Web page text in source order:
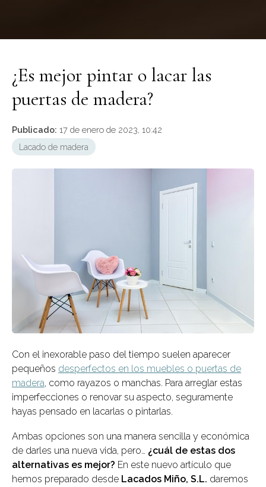
¿Es mejor pintar o lacar las
puertas de madera?
Publicado: 17 de enero de 2023, 10:42
Lacado de madera
Con el inexorable paso del tiempo suelen aparecer
pequeños desperfectos en los muebles o puertas de
madera, como rayazos o manchas. Para arreglar estas
imperfecciones o renovar su aspecto, seguramente
hayas pensado en lacarlas o pintarlas.
Ambas opciones son una manera sencilla y económica
de darles una nueva vida, pero… ¿cuál de estas dos
alternativas es mejor? En este nuevo artículo que
hemos preparado desde Lacados Miño, S.L. daremos